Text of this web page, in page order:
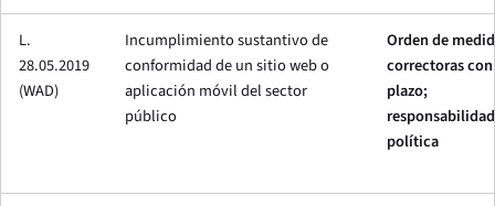
L.
28.05.2019
(WAD)
Incumplimiento sustantivo de
conformidad de un sitio web o
aplicación móvil del sector
público
Orden de
correctoras con
plazo;
responsabilidad
política